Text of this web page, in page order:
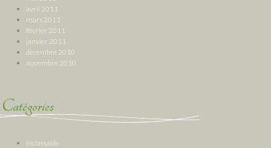
avril 2011
mars 2011
février 2011
janvier 2011
décembre 2010
novembre 2010
Catégories
Inclassable